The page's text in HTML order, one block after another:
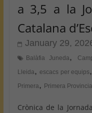
a 3,5 a la
Catalana
January 29,
Balàfia Juneda,
Lleida, escacs per equips,
Primera, Primera
Crònica de la